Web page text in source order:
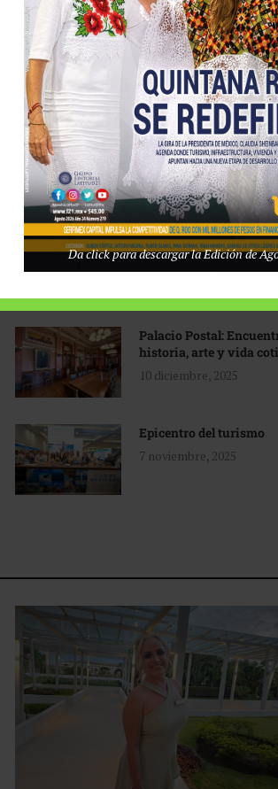
Tecnológico de Monterrey
3 agosto, 2026
Promoción turística
1 abril, 2026
Industria global en
reconfiguración
31 marzo, 2026
Palacio Postal:
historia, arte y vida
10 diciembre, 2025
Epicentro del turismo
7 noviembre, 2025
Da click para descargar la Edición de